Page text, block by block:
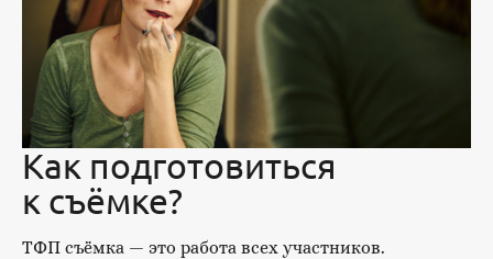
Как подготовиться
к съёмке?
ТФП съёмка — это работа всех участников.